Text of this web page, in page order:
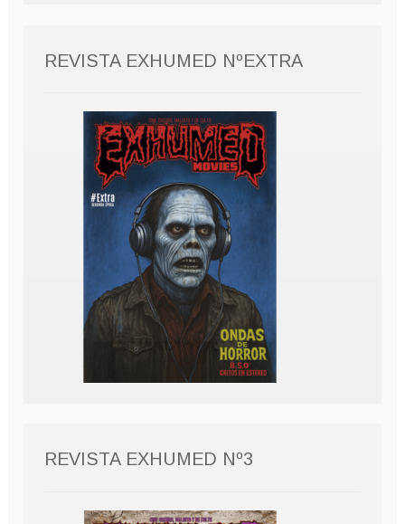
REVISTA EXHUMED NºEXTRA
REVISTA EXHUMED Nº3